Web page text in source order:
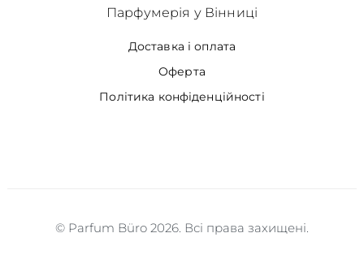
Доставка і оплата
Оферта
Політика конфіденційності
Парфумерія у Вінниці
© Parfum Büro 2026. Всі права захищені.